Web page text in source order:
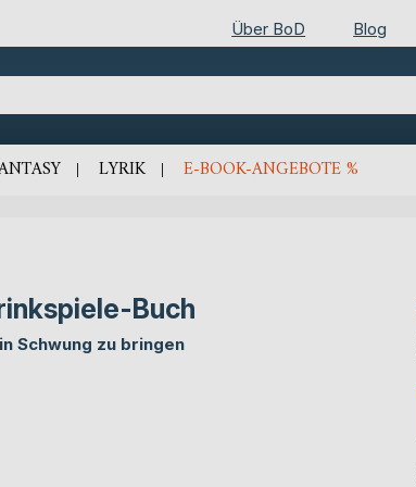
Über BoD Blog
LYRIK E-BOOK-ANGEBOTE %
Buch
Schwung zu bringen